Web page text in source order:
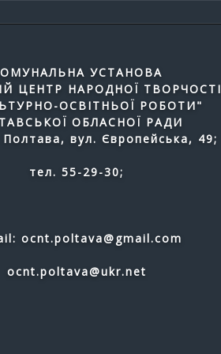
УСТАНОВА
ЦЕНТР НАРОДНОЇ ТВОРЧОСТІ
ОСВІТНЬОЇ РОБОТИ"
ОБЛАСНОЇ РАДИ
вул. Європейська, 49;
тел. 55-29-30;
ocnt.poltava@gmail.com
ocnt.poltava@ukr.net